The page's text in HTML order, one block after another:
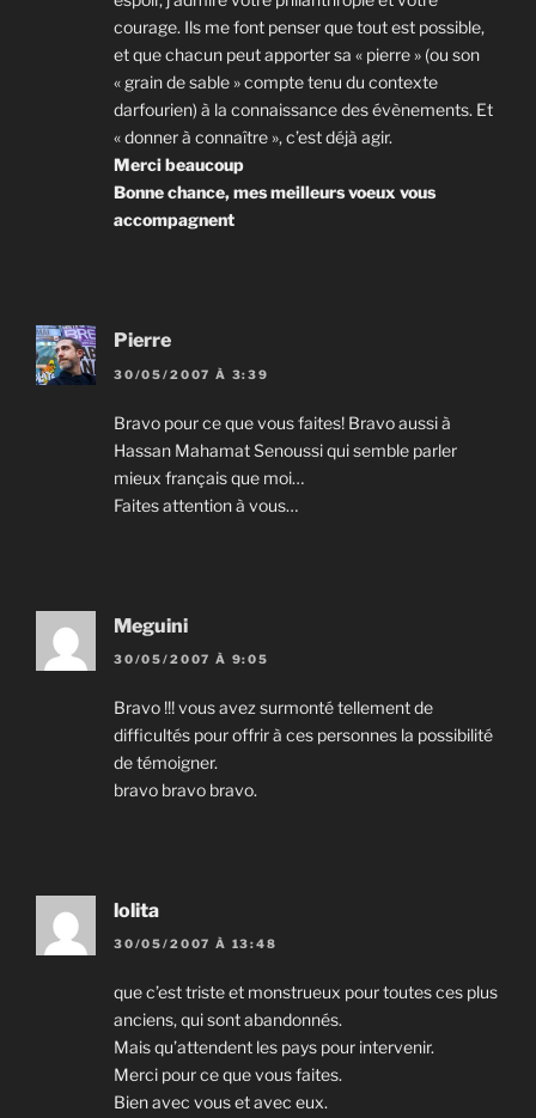
courage. Ils me font penser que tout est possible,
et que chacun peut apporter sa « pierre » (ou son
« grain de sable » compte tenu du contexte
darfourien) à la connaissance des évènements. Et
« donner à connaître », c’est déjà agir.
Merci beaucoup
Bonne chance, mes meilleurs voeux vous
accompagnent
Pierre
30/05/2007 À 3:39
Bravo pour ce que vous faites! Bravo aussi à
Hassan Mahamat Senoussi qui semble parler
mieux français que moi…
Faites attention à vous…
Meguini
30/05/2007 À 9:05
Bravo !!! vous avez surmonté tellement de
difficultés pour offrir à ces personnes la possibilité
de témoigner.
bravo bravo bravo.
lolita
30/05/2007 À 13:48
que c’est triste et monstrueux pour toutes ces plus
anciens, qui sont abandonnés.
Mais qu’attendent les pays pour intervenir.
Merci pour ce que vous faites.
Bien avec vous et avec eux.